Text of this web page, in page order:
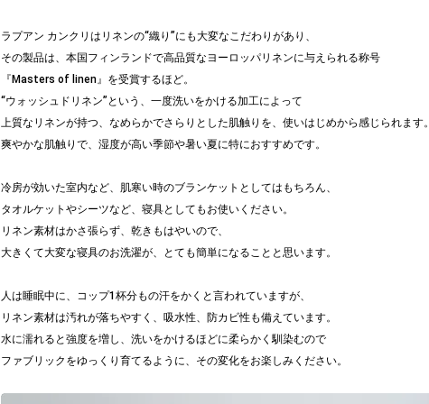
ラプアン カンクリはリネンの“織り”にも大変なこだわりがあり、
その製品は、本国フィンランドで高品質なヨーロッパリネンに与えられる称号
『Masters of linen』を受賞するほど。
“ウォッシュドリネン”という、一度洗いをかける加工によって
上質なリネンが持つ、なめらかでさらりとした肌触りを、使いはじめから感じられます
爽やかな肌触りで、湿度が高い季節や暑い夏に特におすすめです。
冷房が効いた室内など、肌寒い時のブランケットとしてはもちろん、
タオルケットやシーツなど、寝具としてもお使いください。
リネン素材はかさ張らず、乾きもはやいので、
大きくて大変な寝具のお洗濯が、とても簡単になることと思います。
人は睡眠中に、コップ1杯分もの汗をかくと言われていますが、
リネン素材は汚れが落ちやすく、吸水性、防カビ性も備えています。
水に濡れると強度を増し、洗いをかけるほどに柔らかく馴染むので
ファブリックをゆっくり育てるように、その変化をお楽しみください。